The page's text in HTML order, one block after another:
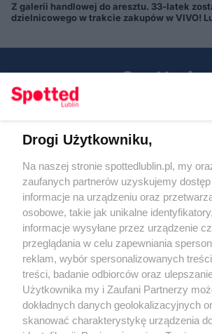
Z galerii handlowej do aresztu. 33-latek
dzielnicowego w trakcie zakupów w VIVO!
KATEGORIE
OGŁOSZENIA
WYDARZENIA
Regulamin
Polityka prywatności
RODO
Warunki korzystania z treści
Drogi Użytkowniku,
Na naszej stronie spottedlublin.pl, my
zaufanych partnerów uzyskujemy
informacje na urządzeniu oraz
osobowe, takie jak unikalne
informacje wysyłane przez urządzenie
przeglądania w celu zapewniania
reklam, wybór spersonalizowanych
treści, badanie odbiorców oraz
Użytkownika my i Zaufani Partnerzy
dokładnych danych geolokalizacyjnych
skanować charakterystykę urządzenia